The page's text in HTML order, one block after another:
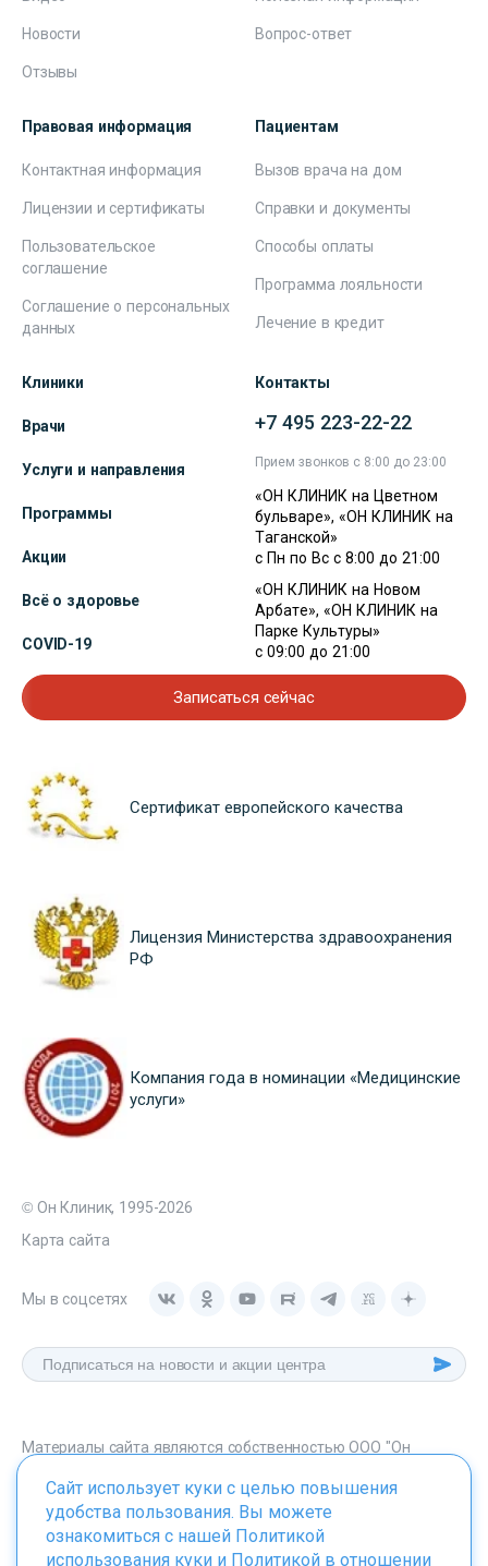
Новости
Отзывы
Вопрос-ответ
Правовая информация
Контактная информация
Лицензии и сертификаты
Пользовательское
соглашение
Соглашение о персональных
данных
Пациентам
Вызов врача на дом
Справки и документы
Способы оплаты
Программа лояльности
Лечение в кредит
Клиники
Врачи
Услуги и направления
Программы
Акции
Всё о здоровье
COVID-19
Контакты
+7 495 223-22-22
Прием звонков с 8:00 до 23:00
«ОН КЛИНИК на Цветном
бульваре», «ОН КЛИНИК на
Таганской»
с Пн по Вс с 8:00 до 21:00
«ОН КЛИНИК на Новом
Арбате», «ОН КЛИНИК на
Парке Культуры»
с 09:00 до 21:00
Записаться сейчас
Сертификат европейского качества
Лицензия Министерства здравоохранения
РФ
Компания года в номинации «Медицинские
услуги»
© Он Клиник, 1995-2026
Карта сайта
Мы в соцсетях
Материалы сайта являются собственностью ООО "Он
onclinic.ru запрещено в соответствии со статьей 1259 ГК. РФ.
Сайт использует куки с целью повышения
удобства пользования. Вы можете
ознакомиться с нашей Политикой
использования куки и Политикой в отношении